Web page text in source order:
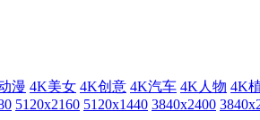
漫 4K美女 4K创意 4K汽车 4K人物 4K
5120x2160 5120x1440 3840x2400